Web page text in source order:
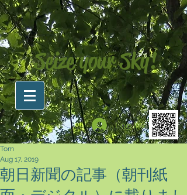
Seize your Sky!
Log In
朝日新聞の記事（朝刊紙
Tom
Aug 17, 2019